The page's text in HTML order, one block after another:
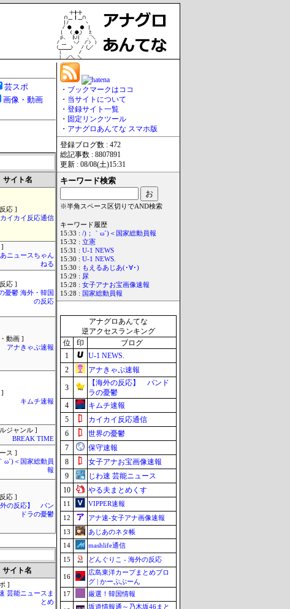
芸スポ
画像・動画
サイト名
応 ]
カイカイ反応通信
ニュースちゃん
ねる
応 ]
憂鬱 海外・韓国
の反応
動画 ]
アナきゃぷ速報
キムチ速報
ジャンル ]
BREAK TIME
ス ]
ω´)＜国家総動員
報
応 ]
外の反応】 パン
ドラの憂鬱
サイト名
]
芸能ニュースま
とめ
・ ブックマークはココ
・ 当サイトについて
・ 登録サイト一覧
・ 固定リンクツール
・ アナグロあんてな スマホ版
登録ブログ数 : 472
総記事数 : 8807891
更新 : 08/08(土)15:31
キーワード検索
※半角スペース区切りでAND検索
キーワード履歴
15:33 : /)；｀ω´)＜国家総動員報
15:32 : 立憲
15:31 : U-1 NEWS
15:30 : U-1 NEWS.
15:30 : もえるあじあ(･∀･)
15:29 : 尿
15:28 : 女子アナお宝画像速報
15:28 : 国家総動員報
アナグロあんてな
逆アクセスランキング
位
印
ブログ
1
U-1 NEWS.
2
アナきゃぷ速報
3
【海外の反応】 パンド
ラの憂鬱
4
キムチ速報
5
カイカイ反応通信
6
世界の憂鬱
7
保守速報
8
女子アナお宝画像速報
9
じわ速 芸能ニュース
10
やる夫まとめくす
11
VIPPER速報
12
アナ速‐女子アナ画像速報
13
あじあのネタ帳
14
mashlife通信
15
どんぐりこ - 海外の反応
16
広島東洋カープまとめブロ
グ | かーぷぶーん
17
厳選！韓国情報
坂道情報通～乃木坂46まと